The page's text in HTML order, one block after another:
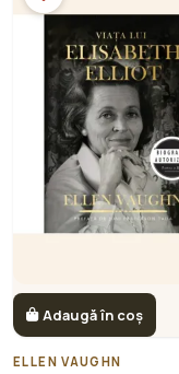
Adaugă în coș
ELLEN VAUGHN